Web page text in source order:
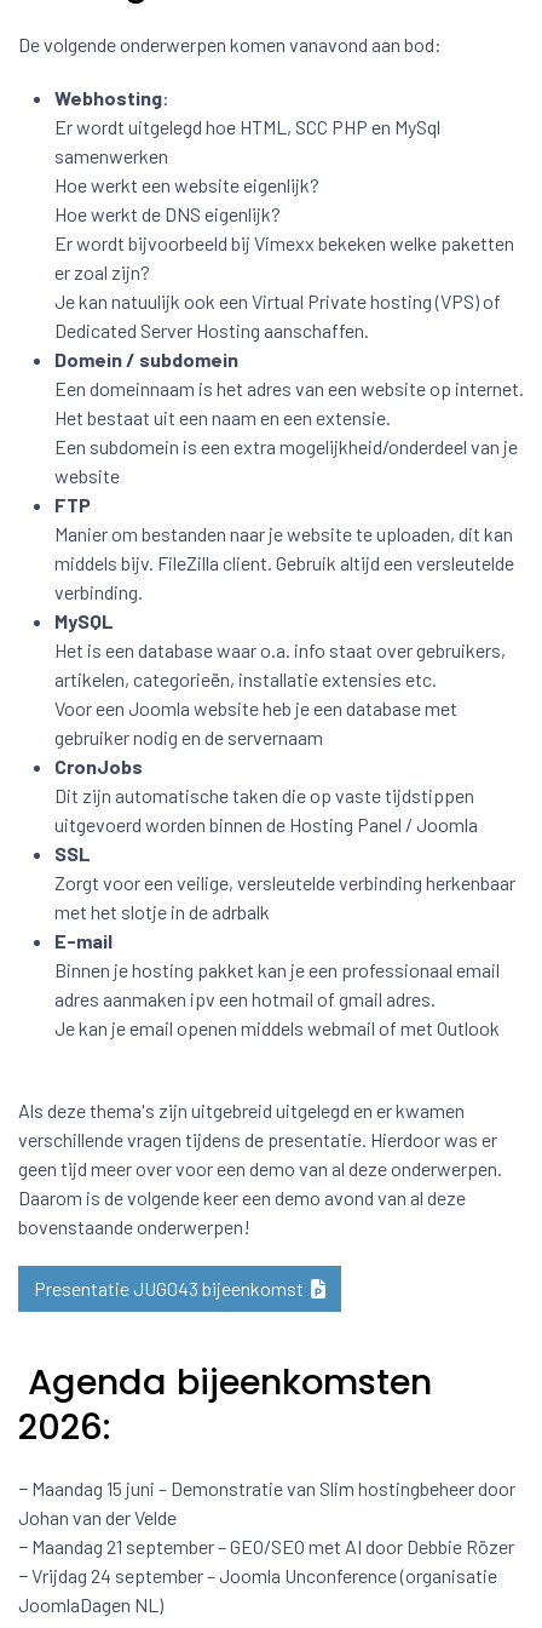
De volgende onderwerpen komen vanavond aan bod:
Webhosting:
Er wordt uitgelegd hoe HTML, SCC PHP en MySql
samenwerken
Hoe werkt een website eigenlijk?
Hoe werkt de DNS eigenlijk?
Er wordt bijvoorbeeld bij Vimexx bekeken welke paketten
er zoal zijn?
Je kan natuulijk ook een Virtual Private hosting (VPS) of
Dedicated Server Hosting aanschaffen.
Domein / subdomein
Een domeinnaam is het adres van een website op internet.
Het bestaat uit een naam en een extensie.
Een subdomein is een extra mogelijkheid/onderdeel van je
website
FTP
Manier om bestanden naar je website te uploaden, dit kan
middels bijv. FileZilla client. Gebruik altijd een versleutelde
verbinding.
MySQL
Het is een database waar o.a. info staat over gebruikers,
artikelen, categorieën, installatie extensies etc.
Voor een Joomla website heb je een database met
gebruiker nodig en de servernaam
CronJobs
Dit zijn automatische taken die op vaste tijdstippen
uitgevoerd worden binnen de Hosting Panel / Joomla
SSL
Zorgt voor een veilige, versleutelde verbinding herkenbaar
met het slotje in de adrbalk
E-mail
Binnen je hosting pakket kan je een professionaal email
adres aanmaken ipv een hotmail of gmail adres.
Je kan je email openen middels webmail of met Outlook
Als deze thema's zijn uitgebreid uitgelegd en er kwamen
verschillende vragen tijdens de presentatie. Hierdoor was er
geen tijd meer over voor een demo van al deze onderwerpen.
Daarom is de volgende keer een demo avond van al deze
bovenstaande onderwerpen!
Presentatie JUG043 bijeenkomst
Agenda bijeenkomsten
2026:
− Maandag 15 juni – Demonstratie van Slim hostingbeheer door
Johan van der Velde
− Maandag 21 september – GEO/SEO met AI door Debbie Rözer
− Vrijdag 24 september – Joomla Unconference (organisatie
JoomlaDagen NL)